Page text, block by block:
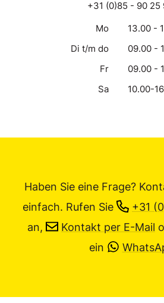
+31 (0)85 - 90 25
Mo
13.00 -
Di t/m do
09.00 -
Fr
09.00 -
Sa
10.00-
Haben Sie eine Frage?
einfach. Rufen Sie
+31
an,
Kontakt per E-Mail
ein